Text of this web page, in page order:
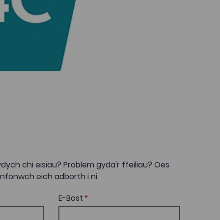
chi eisiau? Problem gyda'r ffeiliau? Oes
eich adborth i ni.
E-Bost